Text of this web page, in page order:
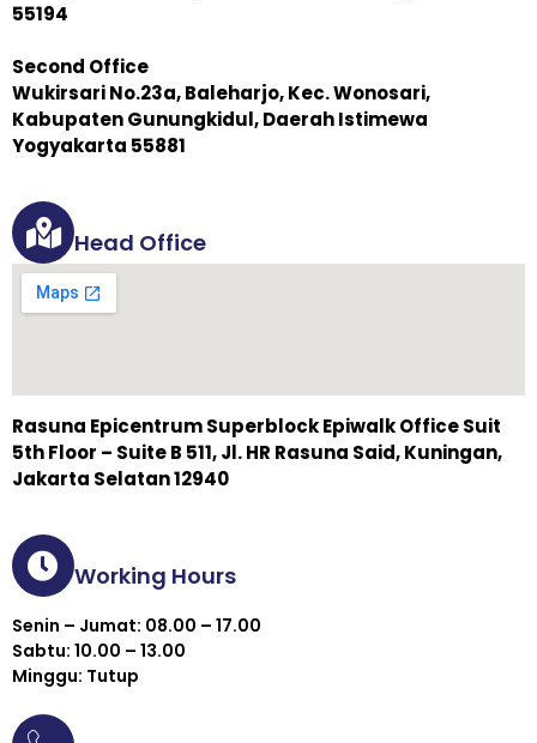
55194
Second Office
Wukirsari No.23a, Baleharjo, Kec. Wonosari,
Kabupaten Gunungkidul, Daerah Istimewa
Yogyakarta 55881
Head Office
Rasuna Epicentrum Superblock Epiwalk Office Suit
5th Floor – Suite B 511, Jl. HR Rasuna Said, Kuningan,
Jakarta Selatan 12940
Working Hours
Senin – Jumat: 08.00 – 17.00
Sabtu: 10.00 – 13.00
Minggu: Tutup